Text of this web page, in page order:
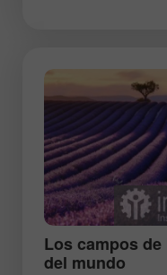
Los campos
del mundo